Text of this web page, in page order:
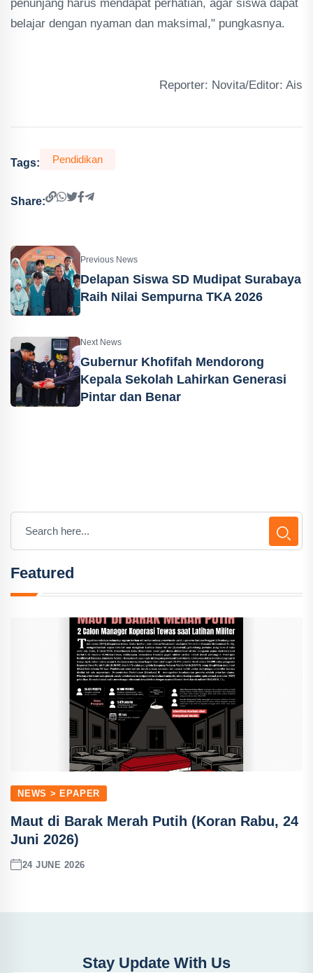
penunjang harus mendapat perhatian, agar siswa dapat
belajar dengan nyaman dan maksimal," pungkasnya.
Reporter: Novita/Editor: Ais
Tags: Pendidikan
Share:
Previous News
Delapan Siswa SD Mudipat Surabaya
Raih Nilai Sempurna TKA 2026
Next News
Gubernur Khofifah Mendorong
Kepala Sekolah Lahirkan Generasi
Pintar dan Benar
Featured
NEWS > EPAPER
Maut di Barak Merah Putih (Koran Rabu, 24
Juni 2026)
24 JUNE 2026
Stay Update With Us